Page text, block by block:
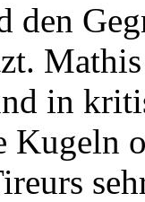
den
in
Kugeln